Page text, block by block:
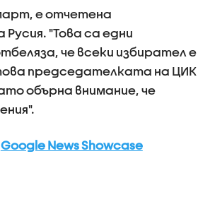
е отчетена
"Това са едни
че всеки избирател е
председателката на ЦИК
обърна внимание, че
Google News Showcase